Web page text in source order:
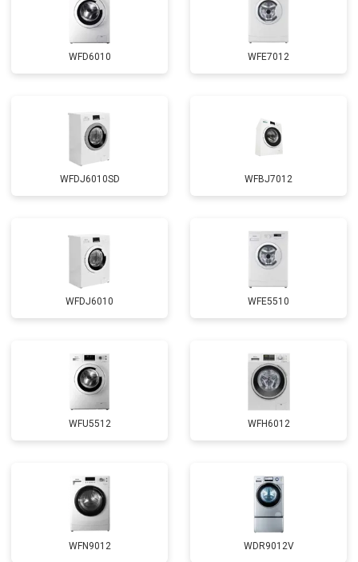
Замена приводного ремня
WFD6010 WFE7012
WFDJ6010SD WFBJ7012
WFDJ6010 WFE5510
WFU5512 WFH6012
WFN9012 WDR9012V